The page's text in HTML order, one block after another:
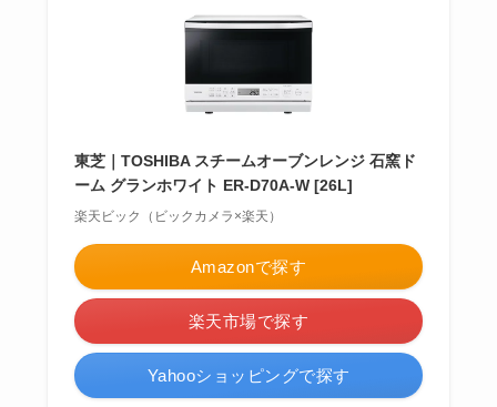
東芝｜TOSHIBA スチームオーブンレンジ 石窯ド
ーム グランホワイト ER-D70A-W [26L]
楽天ビック（ビックカメラ×楽天）
Amazonで探す
楽天市場で探す
Yahooショッピングで探す